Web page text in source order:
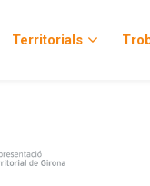
Territorials